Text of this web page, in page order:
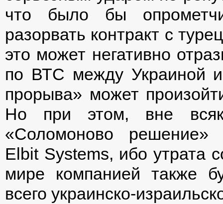
что было бы
разорвать контракт с
это может негативно
по ВТС между Украиной и
прорыва» может
Но при этом, вне
«Соломоново
Elbit Systems, ибо утрата
мире компанией также
всего украинско-